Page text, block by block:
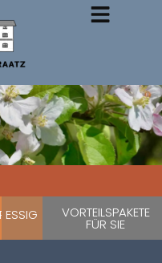
ESSIG VORTEILSPAKETE
FÜR SIE